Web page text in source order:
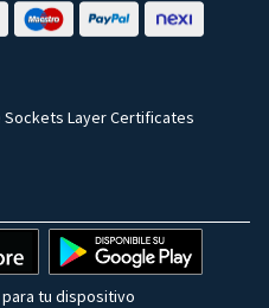
Sockets Layer Certificates
tu dispositivo